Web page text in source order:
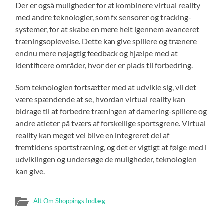
Der er også muligheder for at kombinere virtual reality
med andre teknologier, som fx sensorer og tracking-
systemer, for at skabe en mere helt igennem avanceret
træningsoplevelse. Dette kan give spillere og trænere
endnu mere nøjagtig feedback og hjælpe med at
identificere områder, hvor der er plads til forbedring.
Som teknologien fortsætter med at udvikle sig, vil det
være spændende at se, hvordan virtual reality kan
bidrage til at forbedre træningen af damering-spillere og
andre atleter på tværs af forskellige sportsgrene. Virtual
reality kan meget vel blive en integreret del af
fremtidens sportstræning, og det er vigtigt at følge med i
udviklingen og undersøge de muligheder, teknologien
kan give.
Alt Om Shoppings Indlæg